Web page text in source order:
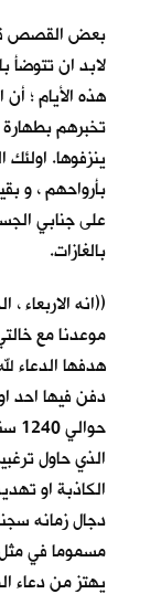
بعض القصص
لابد ان تتوضأ
هذه الأيام ؛
تخبرهم
ينزفوها. اولئك
بأرواحهم ، و
على جنابي
بالغازات.
موعدنا مع
هدفها الدعاء
دفن فيها احد
الذي حاول
الكاذبة او
دجال زمانه
مسموما في
يهتز من دعاء